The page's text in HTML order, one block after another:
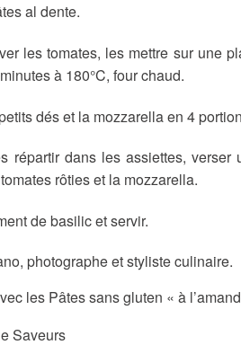
al dente.
les tomates, les mettre sur une
à 180°C, four chaud.
dés et la mozzarella en 4
répartir dans les assiettes, verser
rôties et la mozzarella.
de basilic et servir.
photographe et styliste culinaire.​
les Pâtes sans gluten « à